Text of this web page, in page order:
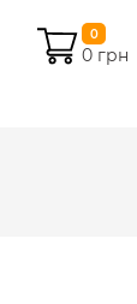
0
0 грн